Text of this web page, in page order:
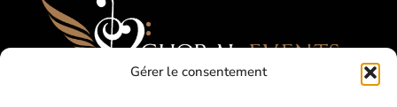
Gérer le consentement